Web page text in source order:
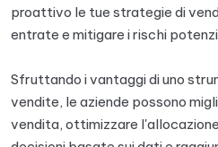
proattivo le tue strategie di
entrate e mitigare i rischi
Sfruttando i vantaggi di uno
vendite, le aziende possono
vendita, ottimizzare